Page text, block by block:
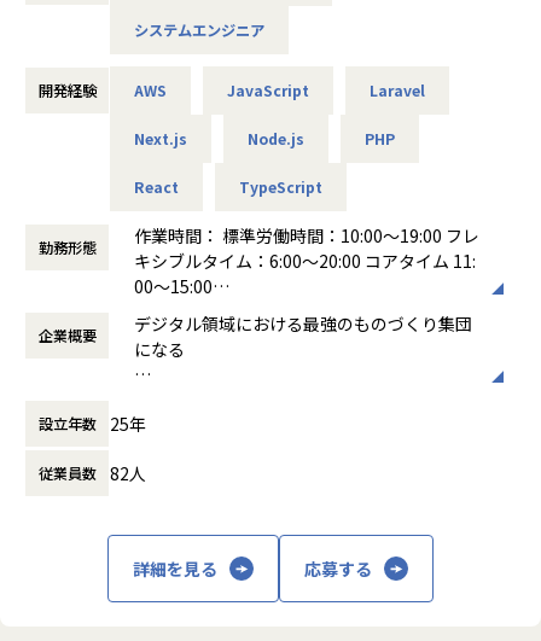
社内にエンジニアやデザイナーなど、すべての職種が在籍す
職種間の目線合わせやフィードバックを即座に行いながら業
エンドエンジニア、フロントエンドエンジニア、UI/UXデザ
ンを取りながら協働します。
品質担保においても、組織的な仕組みで支えています。個人
の努力だけに依存せず、チームで技術水準を高め合う文化が
特徴です。・定期勉強会（月2回）： 全職能対象で実施。案
件事例の共有や技術共有など、職能横断で学び合える場があ
ります・コードレビュー会： グループ朝会で実施。単なる確
認にとどまらず、多角的な意見交換を通じて個々の能力向上
化を推進。誰が担当しても成果物の品質に差が出ないよう、
していただきます。また、開発ディレクターを始めとした他
い、開発が円滑に進むよう技術面からプロジェクトを推進し
ロジェクト推進（将来的にはリードもお任せします）・クラ
ンドを中心に一部フロントエンドの基本設計〜開発・技術的
等
【業務の変更の範囲】
システムエンジニア
開発経験 AWS JavaScript Laravel
Next.js Node.js PHP
React TypeScript
勤務形態
作業時間： 標準労働時間：10:00〜19:00 フレ
キシブルタイム：6:00～20:00 コアタイム 11:
00〜15:00
働き方：フレックス制（コアタイムあり）
時間外労働の有無： 有（月平均16時間）
休憩時間： 60分
企業概要
デジタル領域における最強のものづくり集団
になる
意識し、デジタルコミュニケーションの領域
ョンであることを目指しています。
リューションやサービスを創り続けていきま
す。
設立年数 25年
従業員数 82人
詳細を見る 応募する